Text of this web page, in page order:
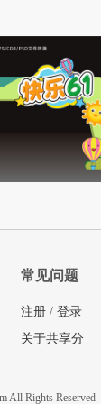
常见问题
注册 / 登录
关于共享分
All Rights Reserved